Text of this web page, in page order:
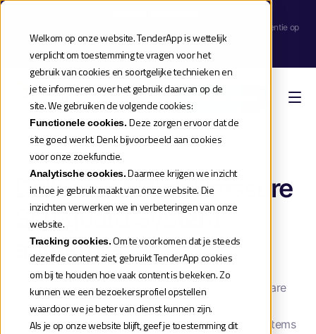
Welkom op onze website. TenderApp is wettelijk
verplicht om toestemming te vragen voor het
gebruik van cookies en soortgelijke technieken en
je te informeren over het gebruik daarvan op de
site. We gebruiken de volgende cookies:
Functionele cookies.Deze zorgen ervoor dat de
site goed werkt. Denk bijvoorbeeld aan cookies
voor onze zoekfunctie.
Analytische cookies.Daarmee krijgen we inzicht
in hoe je gebruik maakt van onze website. Die
inzichten verwerken we in verbeteringen van onze
website.
Tracking cookies.Om te voorkomen dat je steeds
dezelfde content ziet, gebruikt TenderApp cookies
om bij te houden hoe vaak content is bekeken. Zo
kunnen we een bezoekersprofiel opstellen
waardoor we je beter van dienst kunnen zijn.
Als je op onze website blijft, geef je toestemming dit
| Meld je aan voor de release webinar van onze TenderApp Scale licentie op
donderdag 10 september |
Reserveer je plek
Boek een demo
Home»Aanbestedingen 2026»
Delivery of High Pressure
Safeguard System
actuators
N.V. Nederlandse Gasunie besteedt via een openbare
procedure een leveringsopdracht aan voor twee
productcategorieën: High Pressure Safeguard Systems